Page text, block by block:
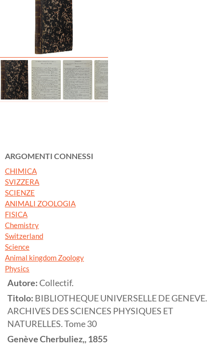
ARGOMENTI CONNESSI
CHIMICA
SVIZZERA
SCIENZE
ANIMALI ZOOLOGIA
FISICA
Chemistry
Switzerland
Science
Animal kingdom Zoology
Physics
Autore:Collectif.
Titolo: BIBLIOTHEQUE UNIVERSELLE DE GENEVE.
ARCHIVES DES SCIENCES PHYSIQUES ET
NATURELLES. Tome 30
GenèveCherbuliez,,1855